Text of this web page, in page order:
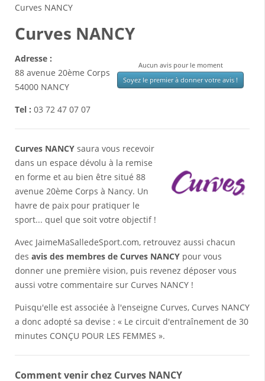
Curves NANCY
Curves NANCY
Aucun avis pour le moment
Soyez le premier à donner votre avis !
Adresse :
88 avenue 20ème Corps
54000 NANCY
Tel : 03 72 47 07 07
Curves NANCY saura vous recevoir
dans un espace dévolu à la remise
en forme et au bien être situé 88
avenue 20ème Corps à Nancy. Un
havre de paix pour pratiquer le
sport... quel que soit votre objectif !
Avec JaimeMaSalledeSport.com, retrouvez aussi chacun
des avis des membres de Curves NANCY pour vous
donner une première vision, puis revenez déposer vous
aussi votre commentaire sur Curves NANCY !
Puisqu'elle est associée à l'enseigne Curves, Curves NANCY
a donc adopté sa devise : « Le circuit d'entraînement de 30
minutes CONÇU POUR LES FEMMES ».
Comment venir chez Curves NANCY